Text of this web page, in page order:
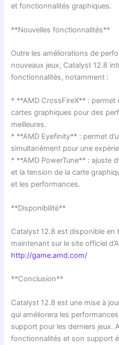
et fonctionnalités graphiques.
**Nouvelles fonctionnalités**
Outre les améliorations de
nouveaux jeux, Catalyst 12.8
fonctionnalités, notamment :
* **AMD CrossFireX** : permet
cartes graphiques pour des
meilleures.
* **AMD Eyefinity** : permet
simultanément pour une
* **AMD PowerTune** : ajuste
et la tension de la carte
et les performances.
**Disponibilité**
Catalyst 12.8 est disponible en
maintenant sur le site officiel
http://game.amd.com/
**Conclusion**
Catalyst 12.8 est une mise à
qui améliorera les
support pour les derniers jeux.
fonctionnalités et son support